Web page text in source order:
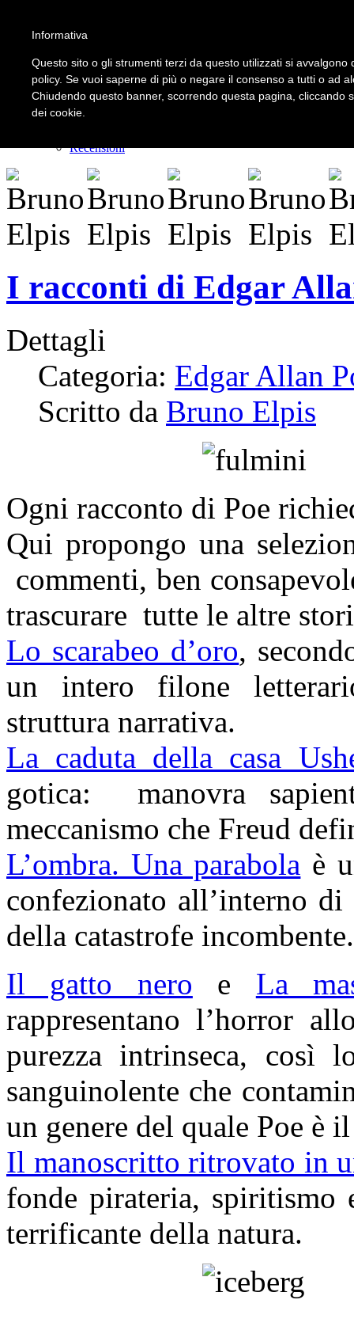
LOGIN | REGISTER
Home
Il carnevale dei delitti
Recensioni
I racconti di Edgar
Dettagli
Categoria: Edgar Allan
Scritto da Bruno Elpis
Ogni racconto di Poe
Qui propongo una
commenti, ben
trascurare tutte le altre
Lo scarabeo d’oro,
un intero filone
struttura narrativa.
La caduta della casa
gotica: manovra
meccanismo che Freud
L’ombra. Una parabola è
confezionato all’interno di
della catastrofe incombente.
Il gatto nero e La
rappresentano l’horror
purezza intrinseca, così
sanguinolente che
un genere del quale Poe è
Il manoscritto ritrovato in
fonde pirateria, spiritismo
terrificante della natura.
Informativa
Questo sito o gli strumenti terzi da questo utilizzati si
policy. Se vuoi saperne di più o negare il consenso a tutti o ad
Chiudendo questo banner, scorrendo questa pagina, cliccando
dei cookie.